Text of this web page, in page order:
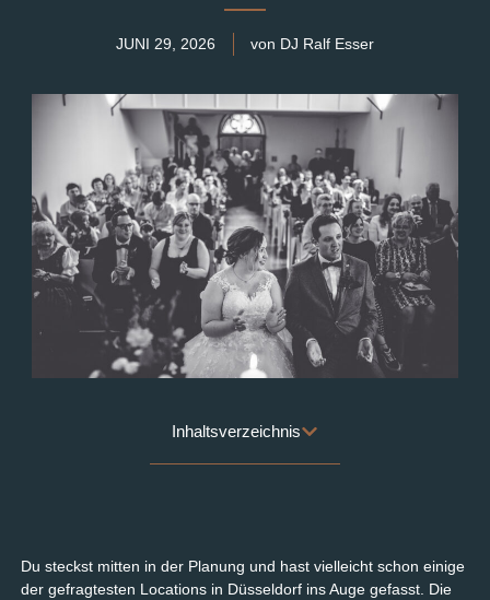
JUNI 29, 2026 von DJ Ralf Esser
Inhaltsverzeichnis
Du steckst mitten in der Planung und hast vielleicht schon einige
der gefragtesten Locations in Düsseldorf ins Auge gefasst. Die